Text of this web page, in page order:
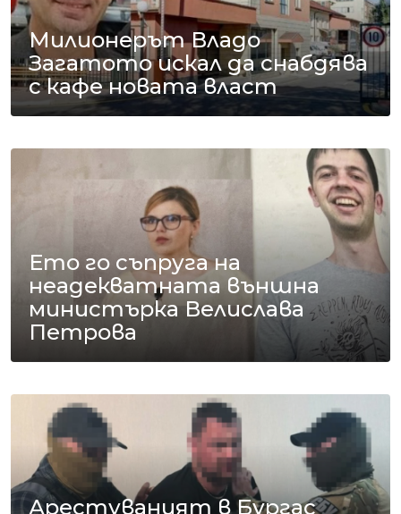
Милионерът Владо
Загатото искал да снабдява
с кафе новата власт
Ето го съпруга на
неадекватната външна
министърка Велислава
Петрова
Арестуваният в Бургас